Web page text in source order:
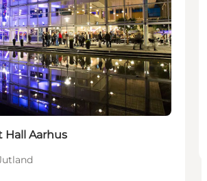
Hall Aarhus